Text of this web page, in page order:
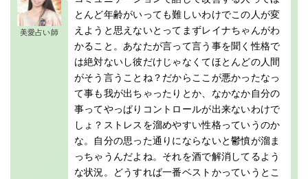
美愛占い師
とんど年齢がいっても難しいわけでこの人が変
えようと思えないとってまずレイナちゃんがわ
かること。あなたが言って言う事を聞く性格で
は絶対ないし彼だけじゃなくてほとんどの人間
がそう言うことね？だからここが悪かったなっ
て事も我が出ちゃったりとか、なかなか自分の
事ってやっぱりコントロールが出来ないわけで
しょ？ストレスを溜めやすい性格っていうのか
な。自分の思った通りにならないと鬱憤が溜ま
っちゃうんだよね。それを酒で解消してるよう
な状況。どうすれば一番ベストかっていうとこ